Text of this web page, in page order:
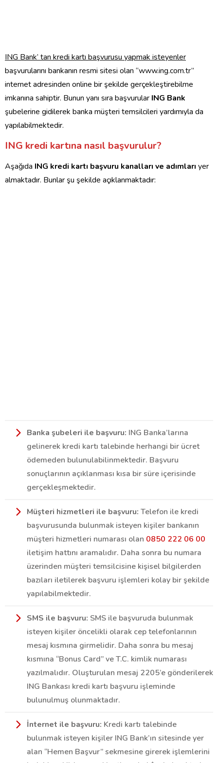
ING Bank’ tan kredi kartı başvurusu yapmak isteyenler
başvurularını bankanın resmi sitesi olan “www.ing.com.tr”
internet adresinden online bir şekilde gerçekleştirebilme
imkanına sahiptir. Bunun yanı sıra başvurular ING Bank
şubelerine gidilerek banka müşteri temsilcileri yardımıyla da
yapılabilmektedir.
ING kredi kartına nasıl başvurulur?
Aşağıda ING kredi kartı başvuru kanalları ve adımları yer
almaktadır. Bunlar şu şekilde açıklanmaktadır:
Banka şubeleri ile başvuru: ING Banka’larına
gelinerek kredi kartı talebinde herhangi bir ücret
ödemeden bulunulabilinmektedir. Başvuru
sonuçlarının açıklanması kısa bir süre içerisinde
gerçekleşmektedir.
Müşteri hizmetleri ile başvuru: Telefon ile kredi
başvurusunda bulunmak isteyen kişiler bankanın
müşteri hizmetleri numarası olan 0850 222 06 00
iletişim hattını aramalıdır. Daha sonra bu numara
üzerinden müşteri temsilcisine kişisel bilgilerden
bazıları iletilerek başvuru işlemleri kolay bir şekilde
yapılabilmektedir.
SMS ile başvuru: SMS ile başvuruda bulunmak
isteyen kişiler öncelikli olarak cep telefonlarının
mesaj kısmına girmelidir. Daha sonra bu mesaj
kısmına “Bonus Card” ve T.C. kimlik numarası
yazılmalıdır. Oluşturulan mesaj 2205’e gönderilerek
ING Bankası kredi kartı başvuru işleminde
bulunulmuş olunmaktadır.
İnternet ile başvuru: Kredi kartı talebinde
bulunmak isteyen kişiler ING Bank’ın sitesinde yer
alan “Hemen Başvur” sekmesine girerek işlemlerini